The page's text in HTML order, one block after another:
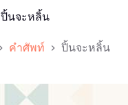
ปิ้นจะหลิ้น
คำศัพท์ ปิ้นจะหลิ้น